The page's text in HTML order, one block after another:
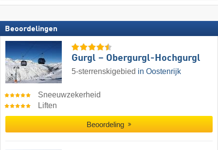
Beoordelingen
Gurgl – Obergurgl-Hochgurgl
5-sterrenskigebied in Oostenrijk
Sneeuwzekerheid
Liften
Beoordeling